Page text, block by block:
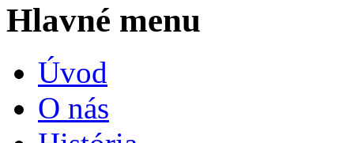
Hlavné menu
Úvod
O nás